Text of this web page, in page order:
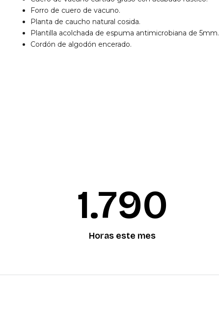
Forro de cuero de vacuno.
Planta de caucho natural cosida.
Plantilla acolchada de espuma antimicrobiana de 5mm.
Cordón de algodón encerado.
1.792
Horas este mes